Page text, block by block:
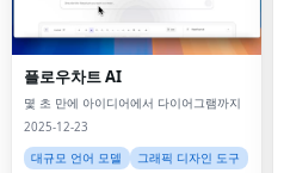
플로우차트 AI
몇 초 만에 아이디어에서 다이어그램까지
2025-12-23
대규모 언어 모델
그래픽 디자인 도구